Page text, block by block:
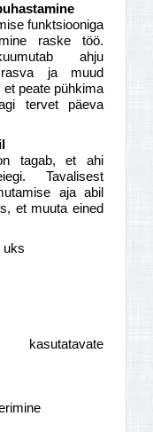
funktsiooniga
raske töö.
ahju
rasva ja muud
et peate pühkima
tervet päeva
tagab, et ahi
Tavalisest
aja abil
et muuta eined
uks
kasutatavate